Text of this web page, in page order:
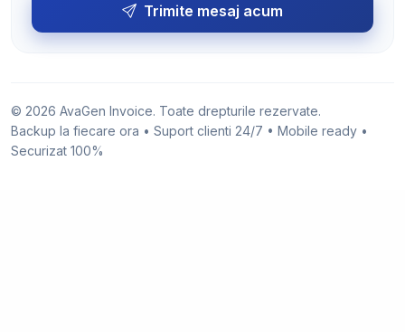
Trimite mesaj acum
© 2026 AvaGen Invoice. Toate drepturile rezervate.
Backup la fiecare ora • Suport clienti 24/7 • Mobile ready •
Securizat 100%